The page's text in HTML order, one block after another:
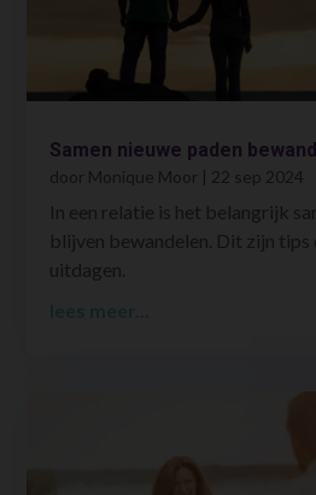
Samen nieuwe paden
door Monique Moor | 22 sep 2024
In een relatie is het belangrijk
blijven bewandelen. Dit zijn
uitdagen.